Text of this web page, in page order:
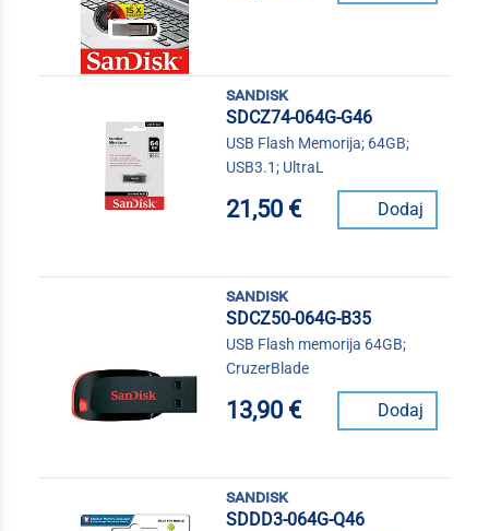
sandisk
SDCZ74-064G-G46
USB Flash Memorija; 64GB;
USB3.1; UltraL
21,50 € Dodaj
sandisk
SDCZ50-064G-B35
USB Flash memorija 64GB;
CruzerBlade
13,90 € Dodaj
sandisk
SDDD3-064G-Q46